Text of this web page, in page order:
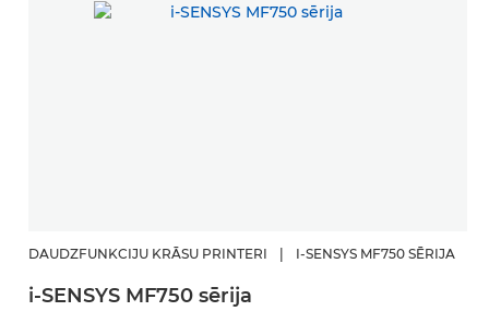
DAUDZFUNKCIJU KRĀSU PRINTERI I-SENSYS MF750 SĒRIJA
i-SENSYS MF750 sērija